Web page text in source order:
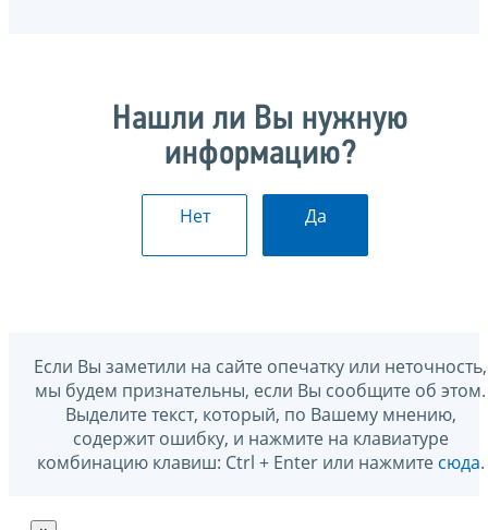
Нашли ли Вы нужную
информацию?
Нет Да
Если Вы заметили на сайте опечатку или неточность,
мы будем признательны, если Вы сообщите об этом.
Выделите текст, который, по Вашему мнению,
содержит ошибку, и нажмите на клавиатуре
комбинацию клавиш: Ctrl + Enter или нажмите сюда.